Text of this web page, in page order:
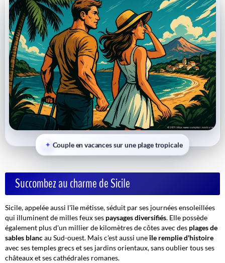
Couple en vacances sur une plage tropicale
Succombez au charme de Sicile
Sicile, appelée aussi l'île métisse, séduit par ses journées ensoleillées
qui illuminent de milles feux ses paysages diversifiés. Elle possède
également plus d'un millier de kilomètres de côtes avec des plages de
sables blancau Sud-ouest. Mais c'est aussi uneîle remplie d'histoire
avec ses temples grecs et ses jardins orientaux, sans oublier tous ses
châteaux et ses cathédrales romanes.